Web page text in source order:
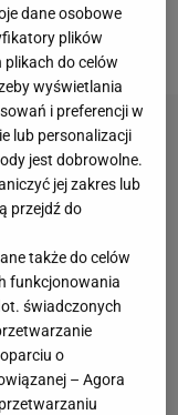
polskiego
dane osobowe
plików
do celów
wyświetlania
i preferencji w
lub personalizacji
jest dobrowolne.
jej zakres lub
przejdź do
także do celów
funkcjonowania
świadczonych
o
– Agora